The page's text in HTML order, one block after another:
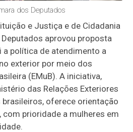
dos Deputados
e Justiça e de Cidadania
aprovou proposta
política de atendimento a
exterior por meio dos
(EMuB). A iniciativa,
das Relações Exteriores
brasileiros, oferece orientação
com prioridade a mulheres em